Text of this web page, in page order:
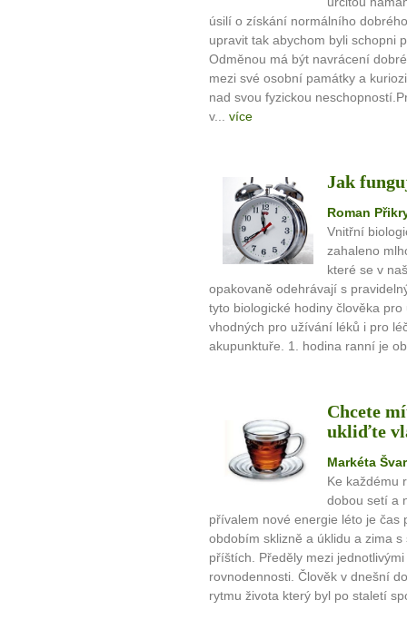
10 tipů
...
úsilí o získání normálního
upravit tak abychom byli schopni
Odměnou má být navrácení
mezi své osobní památky a
nad svou fyzickou
v... více
Jak
Roman
Vnitřní
zahaleno
které se v
opakovaně odehrávají s
tyto biologické hodiny člověka
vhodných pro užívání léků i pro
akupunktuře. 1. hodina ranní je
Chcete
ukliďte
Markéta
Ke každému
dobou setí a
přívalem nové energie léto je čas
obdobím sklizně a úklidu a zima
příštích. Předěly mezi
rovnodennosti. Člověk v dnešní
rytmu života který byl po staletí